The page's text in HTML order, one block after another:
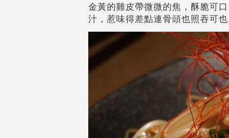
金黃的雞皮帶微微的焦，酥脆可
汁，惹味得差點連骨頭也照吞可也